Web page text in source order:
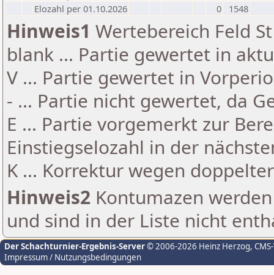
Elozahl per 01.10.2026
0 1548
Hinweis1 Wertebereich Feld
blank ... Partie gewertet in
V ... Partie gewertet in
- ... Partie nicht gewertet, da
E ... Partie vorgemerkt zur
Einstiegselozahl in der
K ... Korrektur wegen
Hinweis2 Kontumazen
und sind in der Liste nicht
Der Schachturnier-Ergebnis-Server© 2006-2026 Heinz Herzog,
Impressum / Nutzungsbedingungen